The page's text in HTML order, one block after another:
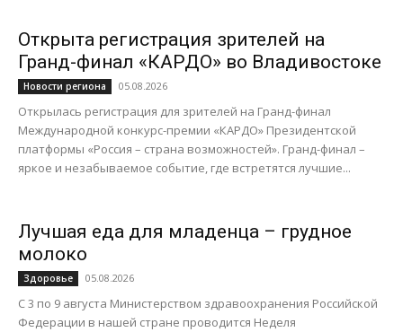
Открыта регистрация зрителей на
Гранд-финал «КАРДО» во Владивостоке
Новости региона 05.08.2026
Открылась регистрация для зрителей на Гранд-финал
Международной конкурс-премии «КАРДО» Президентской
платформы «Россия – страна возможностей». Гранд-финал –
яркое и незабываемое событие, где встретятся лучшие...
Лучшая еда для младенца – грудное
молоко
Здоровье 05.08.2026
С 3 по 9 августа Министерством здравоохранения Российской
Федерации в нашей стране проводится Неделя